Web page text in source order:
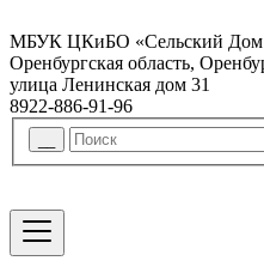
МБУК ЦКиБО «Сельский Дом
Оренбургская область,
улица Ленинская дом 31
8922-886-91-96